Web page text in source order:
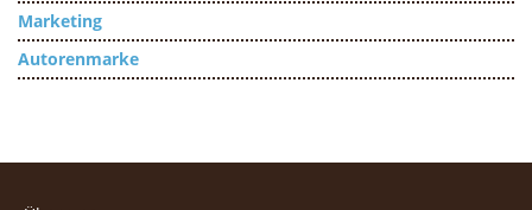
Marketing
Autorenmarke